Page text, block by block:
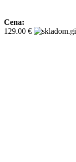
Cena:
129.00 €